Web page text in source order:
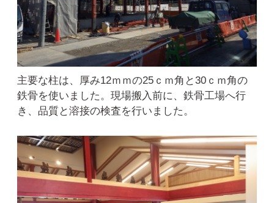
主要な柱は、厚み12ｍｍの25ｃｍ角と30ｃｍ角の
鉄骨を使いました。現場搬入前に、鉄骨工場へ行
き、品質と溶接の検査を行いました。